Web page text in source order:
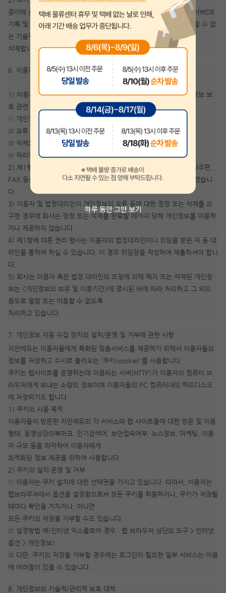
하루 동안 그만 보기
종이에 출력된 개인정보는 분쇄기로 분쇄하거나 소각을 통하여 파기 서버DB
기록 및 전자기기에 사용되는 형태로 저장된 개인정보는 기록을 재생할 수 없
는 기술적 방법을 사용하여
삭제합니다.
6. 이용자 및 법정대리인의 권리와 그 행사방법
1) 이용자 및 법정대리인은 회사에 대해 언제든지 다음 각 호의 개인정보 보
호 관련 권리를 행사할 수 있습니다.
① 개인정보 열람요구
② 오류 등이 있을 경우 정정 요구
③ 삭제요구
④ 처리정지 요구
2) 제1항에 따른 권리 행사는 지안에듀 고객센터를 통한서면이나 전자우편,
FAX 등을 통하여 하실 수 있으며, 회사는 이에 대해 지체없이 조치하겠습니
다.
3) 이용자 및 법정대리인이 개인정보의 오류 등에 대한 정정 또는 삭제를 요
구한 경우에 회사는 정정 또는 삭제를 완료할 때까지 당해 개인정보를 이용하
거나 제공하지 않습니다.
4) 제1항에 따른 권리 행사는 이용자의 법정대리인이나 위임을 받은 자 등 대
리인을 통하여 하실 수 있습니다. 이 경우 위임장을 작성하여 제출하셔야 합니
다.
5) 회사는 이용자 혹은 법정 대리인의 요청에 의해 해지 또는 삭제된 개인정
보는 <개인정보의 보유 및 이용기간>에 명시된 바에 따라 처리하고 그 외의
용도로 열람 또는 이용할 수 없도록
처리하고 있습니다.
7. 개인정보 자동 수집 장치의 설치/운영 및 거부에 관한 사항
지안에듀는 이용자들에게 특화된 맞춤서비스를 제공하기 위해서 이용자들의
정보를 저장하고 수시로 불러오는 '쿠키(cookie)'를 사용합니다.
쿠키는 웹사이트를 운영하는데 이용되는 서버(HTTP)가 이용자의 컴퓨터 브
라우저에게 보내는 소량의 정보이며 이용자들의 PC 컴퓨터내의 하드디스크
에 저장되기도 합니다.
1) 쿠키의 사용 목적
이용자들이 방문한 지안에듀의 각 서비스와 웹 사이트들에 대한 방문 및 이용
형태, 동영상강의북마크, 인기검색어, 보안접속여부, 뉴스정보, 마케팅, 이용
자 규모 등을 파악하여 이용자에게
최적화된 정보 제공을 위하여 사용합니다.
2) 쿠키의 설치·운영 및 거부
① 이용자는 쿠키 설치에 대한 선택권을 가지고 있습니다. 따라서, 이용자는
웹브라우저에서 옵션을 설정함으로써 모든 쿠키를 허용하거나, 쿠키가 저장될
때마다 확인을 거치거나, 아니면
모든 쿠키의 저장을 거부할 수도 있습니다.
② 설정방법 예(인터넷 익스플로어 경우 : 웹 브라우저 상단의 도구 > 인터넷
옵션 > 개인정보)
③ 다만, 쿠키의 저장을 거부할 경우에는 로그인이 필요한 일부 서비스는 이용
에 어려움이 있을 수 있습니다.
8. 개인정보의 기술적/관리적 보호 대책